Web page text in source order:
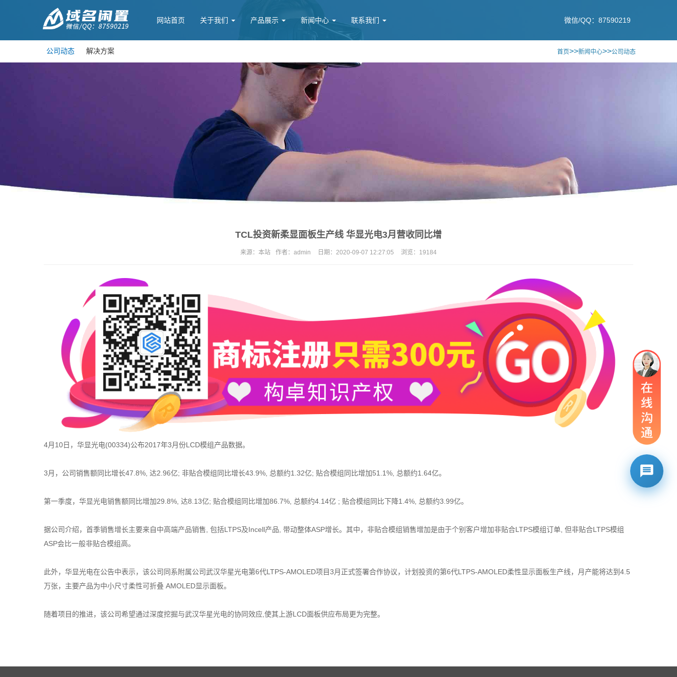
微信/QQ：87590219
网站首页 关于我们 产品展示 新闻中心 联系我们
公司动态 解决方案 首页>>新闻中心>>公司动态
TCL投资新柔显面板生产线 华显光电3月营收同比增
来源： 本站 作者： admin 日期： 2020-09-07 12:27:05 浏览： 19184
4月10日，华显光电(00334)公布2017年3月份LCD模组产品数据。
3月，公司销售额同比增长47.8%, 达2.96亿; 非贴合模组同比增长43.9%, 总额约1.32亿; 贴合模组同比增加51.1%, 总额约1.64亿。
第一季度，华显光电销售额同比增加29.8%, 达8.13亿; 贴合模组同比增加86.7%, 总额约4.14亿 ; 贴合模组同比下降1.4%, 总额约3.99亿。
据公司介绍，首季销售增长主要来自中高端产品销售, 包括LTPS及Incell产品, 带动整体ASP增长。其中，非贴合模组销售增加是由于个别客户增加非贴合LTPS模组订单, 但非贴合LTPS模组
ASP会比一般非贴合模组高。
此外，华显光电在公告中表示，该公司同系附属公司武汉华星光电第6代LTPS-AMOLED项目3月正式签署合作协议，计划投资的第6代LTPS-AMOLED柔性显示面板生产线，月产能将达到4.5
万张，主要产品为中小尺寸柔性可折叠 AMOLED显示面板。
随着项目的推进，该公司希望通过深度挖掘与武汉华星光电的协同效应,使其上游LCD面板供应布局更为完整。